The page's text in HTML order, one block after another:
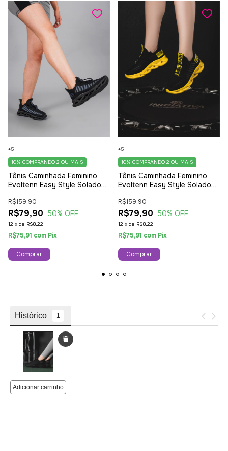
Tênis Caminhada Feminino
Evoltenn Easy Style Solado
R$79,90
R$159,90
50% OFF
12 x de R$8,22
10% COMPRANDO 2 OU MAIS
R$75,91 com Pix
+5
Comprar
Tênis Caminhada Feminino
Evoltenn Easy Style Solado
R$79,90
R$159,90
50% OFF
12 x de R$8,22
10% COMPRANDO 2 OU MAIS
R$75,91 com Pix
+5
Comprar